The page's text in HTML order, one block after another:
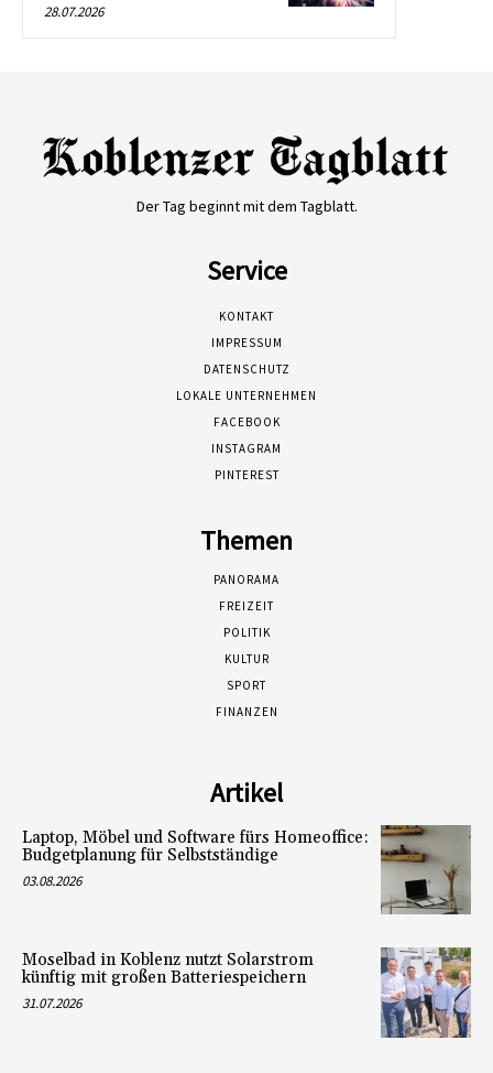
28.07.2026
Der Tag beginnt mit dem Tagblatt.
Service
KONTAKT
IMPRESSUM
DATENSCHUTZ
LOKALE UNTERNEHMEN
FACEBOOK
INSTAGRAM
PINTEREST
Themen
PANORAMA
FREIZEIT
POLITIK
KULTUR
SPORT
FINANZEN
Artikel
Laptop, Möbel und Software fürs Homeoffice:
Budgetplanung für Selbstständige
03.08.2026
Moselbad in Koblenz nutzt Solarstrom
künftig mit großen Batteriespeichern
31.07.2026